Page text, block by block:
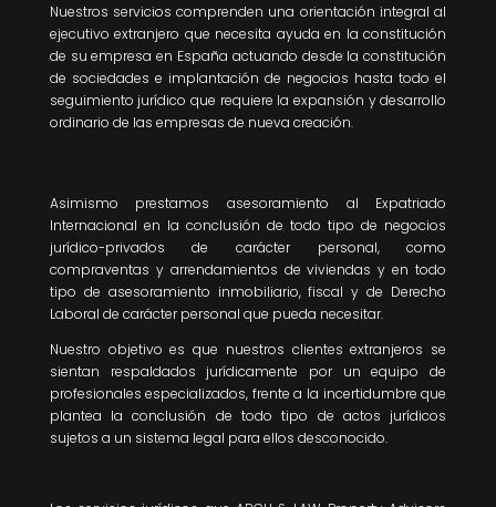
Nuestros servicios comprenden una orientación integral al
ejecutivo extranjero que necesita ayuda en la constitución
de su empresa en España actuando desde la constitución
de sociedades e implantación de negocios hasta todo el
seguimiento jurídico que requiere la expansión y desarrollo
ordinario de las empresas de nueva creación.
Asimismo prestamos asesoramiento al Expatriado
Internacional en la conclusión de todo tipo de negocios
jurídico-privados de carácter personal, como
compraventas y arrendamientos de viviendas y en todo
tipo de asesoramiento inmobiliario, fiscal y de Derecho
Laboral de carácter personal que pueda necesitar.
Nuestro objetivo es que nuestros clientes extranjeros se
sientan respaldados jurídicamente por un equipo de
profesionales especializados, frente a la incertidumbre que
plantea la conclusión de todo tipo de actos jurídicos
sujetos a un sistema legal para ellos desconocido.